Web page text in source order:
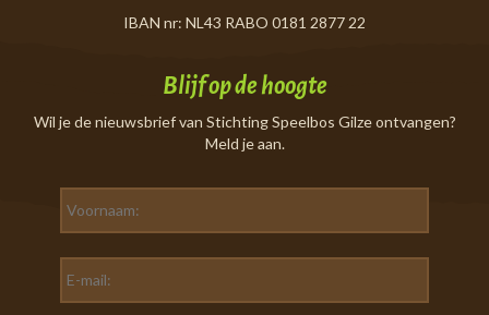
IBAN nr: NL43 RABO 0181 2877 22
Blijf op de hoogte
Wil je de nieuwsbrief van Stichting Speelbos Gilze ontvangen?
Meld je aan.